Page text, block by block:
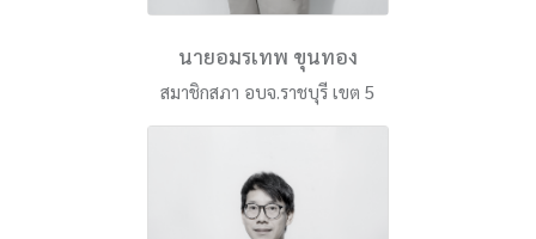
นายอมรเทพ ขุนทอง
สมาชิกสภา อบจ.ราชบุรี เขต 5